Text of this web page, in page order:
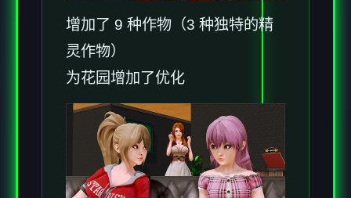
增加了 9 种作物（3 种独特的精
灵作物）
为花园增加了优化